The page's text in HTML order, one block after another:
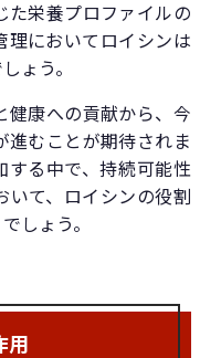
た栄養プロファイルの
理においてロイシンは
ょう。
健康への貢献から、今
進むことが期待されま
する中で、持続可能性
いて、ロイシンの役割
しょう。
用